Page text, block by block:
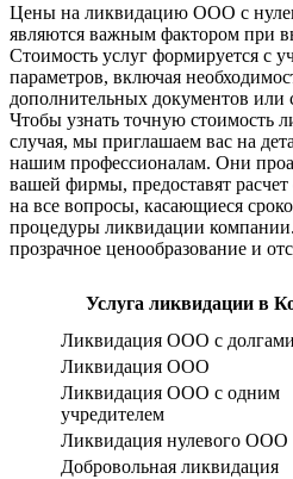
Цены на ликвидацию ООО с
являются важным фактором при
Стоимость услуг формируется с
параметров, включая
дополнительных документов или
Чтобы узнать точную стоимость
случая, мы приглашаем вас на
нашим профессионалам. Они
вашей фирмы, предоставят расчет
на все вопросы, касающиеся
процедуры ликвидации
прозрачное ценообразование и
Услуга ликвидации в
Ликвидация ООО с долгами
Ликвидация ООО
Ликвидация ООО с одним
учредителем
Ликвидация нулевого ООО
Добровольная ликвидация